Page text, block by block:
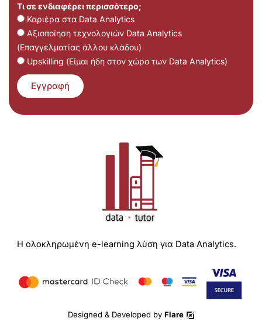
Τι σε ενδιαφέρει περισσότερο;
Καριέρα στα Data Analytics
Αξιοποίηση τεχνολογιών Data Analytics
(Επαγγελματίας άλλου κλάδου)
Upskilling (Είμαι ήδη στον χώρο των Data Analytics)
Εγγραφή
Η ολοκληρωμένη e-learning λύση για Data Analytics.
Designed & Developed by Flare